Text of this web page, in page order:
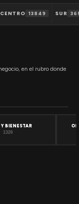
CENTRO 13849 SUR
en el rubro donde
Y BIENESTAR
1320